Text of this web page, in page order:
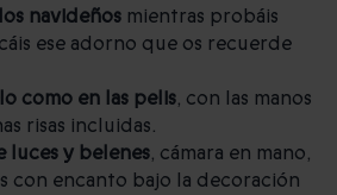
navideños mientras probáis
ese adorno que os recuerde
como en las pelis, con las manos
risas incluidas.
luces y belenes, cámara en mano,
con encanto bajo la decoración